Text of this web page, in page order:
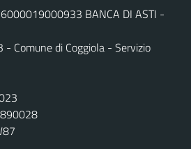
BANCA DI ASTI -
- Comune di Coggiola - Servizio